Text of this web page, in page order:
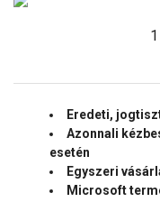
Eredeti,
Azonnali
esetén
Egyszeri
Microsoft